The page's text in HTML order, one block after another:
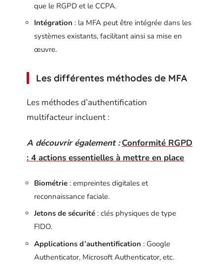
que le RGPD et le CCPA.
Intégration : la MFA peut être intégrée dans les
systèmes existants, facilitant ainsi sa mise en
œuvre.
Les différentes méthodes de MFA
Les méthodes d’authentification
multifacteur incluent :
A découvrir également : Conformité RGPD
: 4 actions essentielles à mettre en place
Biométrie : empreintes digitales et
reconnaissance faciale.
Jetons de sécurité : clés physiques de type
FIDO.
Applications d’authentification : Google
Authenticator, Microsoft Authenticator, etc.